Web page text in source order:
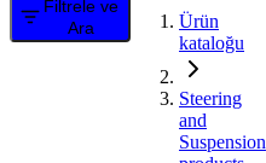
Filtrele ve
Ara
Ürün
kataloğu
Steering
and
Suspension